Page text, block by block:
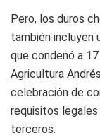
Pero, los duros
también incluyen
que condenó a
Agricultura
celebración de
requisitos
terceros.